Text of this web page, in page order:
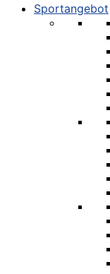
Sportangebot